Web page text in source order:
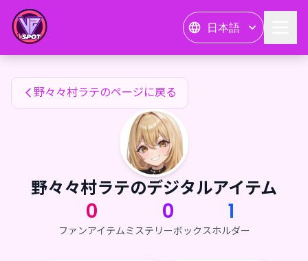
日本語
野々々村ラテのファンアイテム
野々々村ラテのページに戻る
野々々村ラテのデジタルアイテム
0
ファンアイテム
0
ミステリーボックス
1
ホルダー
野々々村ラテのファンアイテム — 24karat